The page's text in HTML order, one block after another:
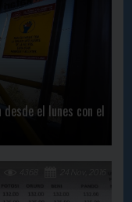
el lunes con el